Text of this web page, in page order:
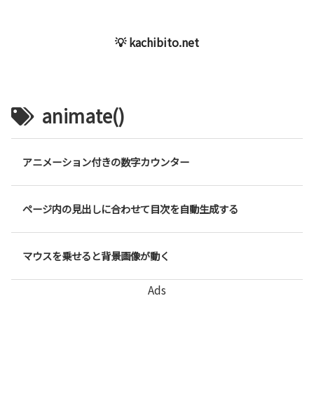
💡 kachibito.net
animate()
アニメーション付きの数字カウンター
ページ内の見出しに合わせて目次を自動生成する
マウスを乗せると背景画像が動く
Ads